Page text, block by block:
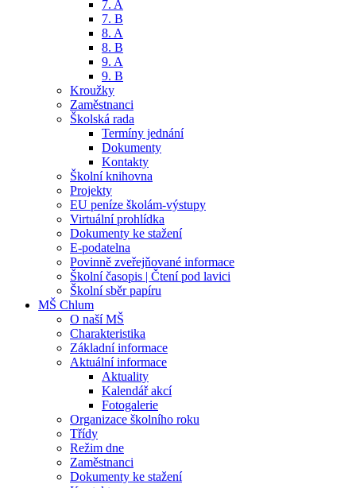
7. A
7. B
8. A
8. B
9. A
9. B
Kroužky
Zaměstnanci
Školská rada
Termíny jednání
Dokumenty
Kontakty
Školní knihovna
Projekty
EU peníze školám-výstupy
Virtuální prohlídka
Dokumenty ke stažení
E-podatelna
Povinně zveřejňované informace
Školní časopis | Čtení pod lavici
Školní sběr papíru
MŠ Chlum
O naší MŠ
Charakteristika
Základní informace
Aktuální informace
Aktuality
Kalendář akcí
Fotogalerie
Organizace školního roku
Třídy
Režim dne
Zaměstnanci
Dokumenty ke stažení